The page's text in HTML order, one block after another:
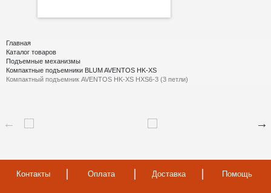
Главная
Каталог товаров
Подъемные механизмы
Компактные подъемники BLUM AVENTOS HK-XS
Компактный подъемник AVENTOS HK-XS HXS6-3 (3 петли)
Контакты Оплата Доставка Помощь